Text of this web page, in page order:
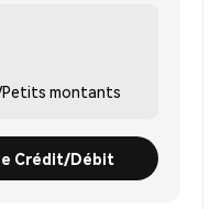
Petits montants
Crédit/Débit